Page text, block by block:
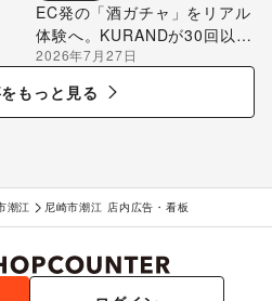
EC発の「酒ガチャ」をリアル
体験へ。KURANDが30回以上
のポップアップ出店で届け
る“新しいお酒との出会い”
2026年7月27日
もっと見る
潮江 尼崎市潮江 店内広告・看板